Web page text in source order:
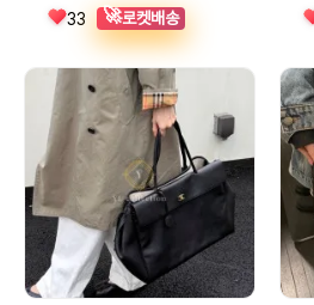
33 🚀로켓배송